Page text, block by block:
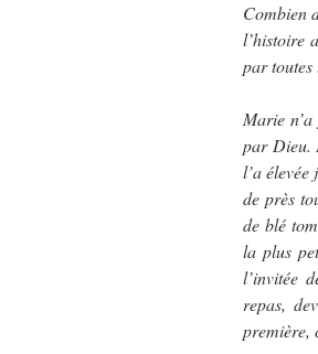
Combien
l’histoire
par
Marie
par Dieu.
l’a
de près
de blé
la plus
l’invitée
repas,
première,